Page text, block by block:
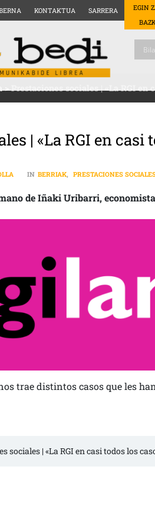
KONTAKTUA SARRERA
EGIN
>Prestaciones sociales | «La RGI
| «La RGI en casi
IN BERRIAK, PRESTACIONES
de Iñaki Uribarri,
trae distintos casos que les
sociales | «La RGI en casi todos los